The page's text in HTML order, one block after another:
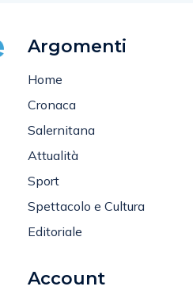
Argomenti
Home
Cronaca
Salernitana
Attualità
Sport
Spettacolo e Cultura
Editoriale
Account